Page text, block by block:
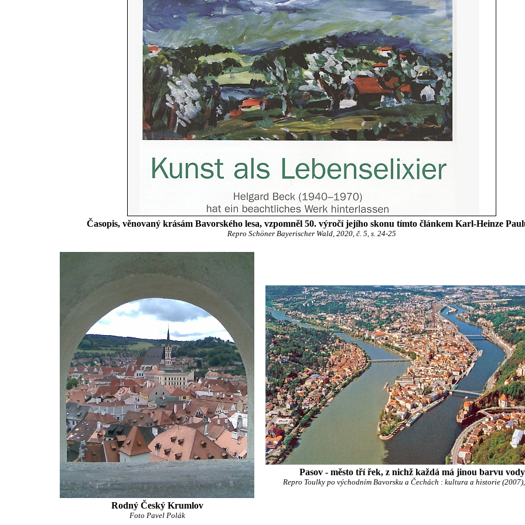
Časopis, věnovaný krásám Bavorského lesa, vzpomněl 50. výročí jejího skonu tímto článkem Karl-Heinze
Repro Schöner Bayerischer Wald, 2020, č. 5, s. 24-25
Rodný Český Krumlov
Foto Pavel Polák
Pasov - město tří řek, z nichž každá má jinou barvu vody
Repro Toulky po východním Bavorsku a Čechách : kultura a historie